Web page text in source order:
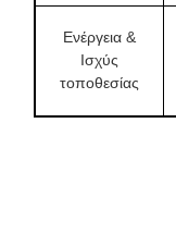
Ενέργεια &
Ισχύς
τοποθεσίας